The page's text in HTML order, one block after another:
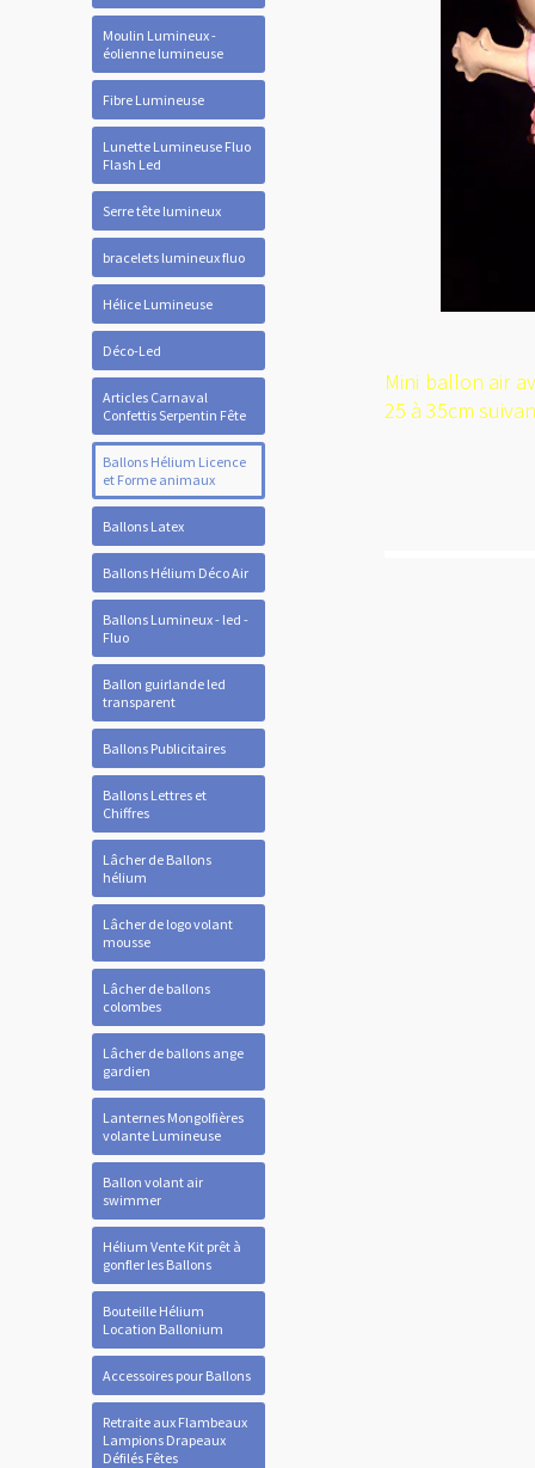
Moulin Lumineux -
éolienne lumineuse
Fibre Lumineuse
Lunette Lumineuse Fluo
Flash Led
Serre tête lumineux
bracelets lumineux fluo
Hélice Lumineuse
Déco-Led
Articles Carnaval
Confettis Serpentin Fête
Ballons Hélium Licence
et Forme animaux
Ballons Latex
Ballons Hélium Déco Air
Ballons Lumineux - led -
Fluo
Ballon guirlande led
transparent
Ballons Publicitaires
Ballons Lettres et
Chiffres
Lâcher de Ballons
hélium
Lâcher de logo volant
mousse
Lâcher de ballons
colombes
Lâcher de ballons ange
gardien
Lanternes Mongolfières
volante Lumineuse
Ballon volant air
swimmer
Hélium Vente Kit prêt à
gonfler les Ballons
Bouteille Hélium
Location Ballonium
Accessoires pour Ballons
Retraite aux Flambeaux
Lampions Drapeaux
Défilés Fêtes
Mini ballon air
25 à 35cm